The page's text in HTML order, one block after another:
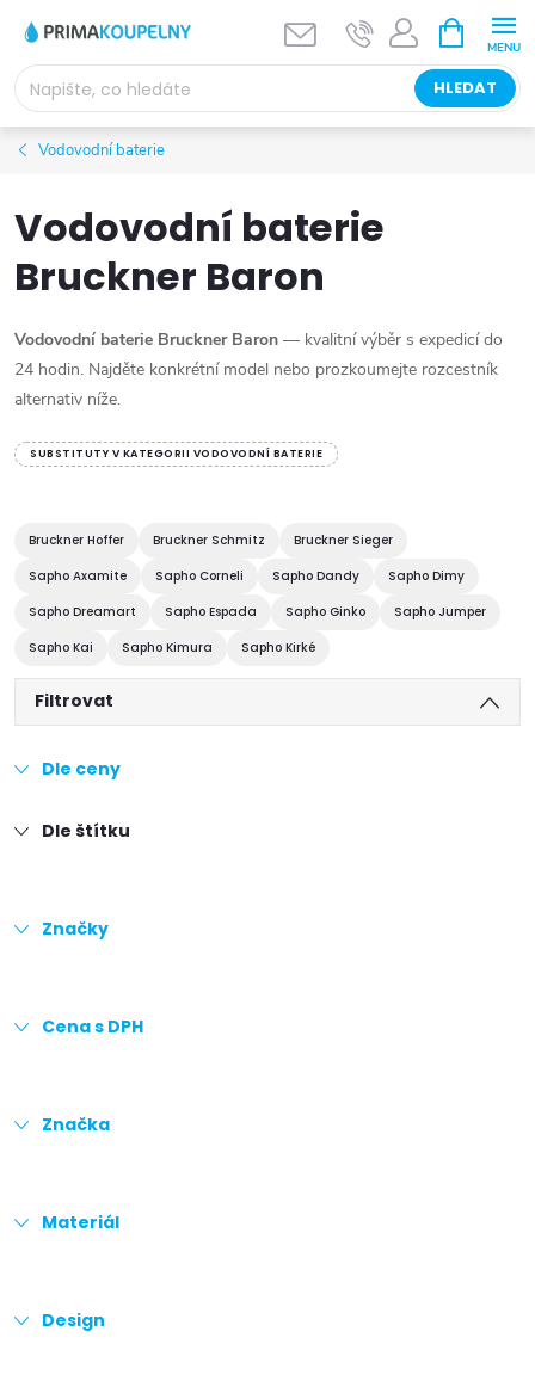
obsah
HLEDAT
NÁKUPNÍ
KOŠÍK
Vodovodní baterie
Vodovodní baterie
Bruckner Baron
Vodovodní baterie Bruckner Baron — kvalitní výběr s expedicí do
24 hodin. Najděte konkrétní model nebo prozkoumejte rozcestník
alternativ níže.
SUBSTITUTY V KATEGORII VODOVODNÍ BATERIE
Bruckner Hoffer Bruckner Schmitz
Bruckner Sieger
Sapho Axamite
Sapho Corneli Sapho Dandy
Sapho Dimy
Sapho Dreamart
Sapho Espada Sapho Ginko
Sapho Jumper
Sapho Kai
Sapho Kimura Sapho Kirké
Filtrovat
Dle ceny
Dle štítku
Značky
Cena s DPH
Značka
Materiál
Design